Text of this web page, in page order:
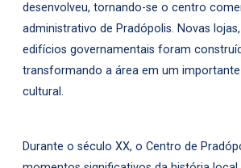
desenvolveu, tornando-se o centro
administrativo de Pradópolis. Novas
edifícios governamentais foram
transformando a área em um
cultural.
Durante o século XX, o Centro de